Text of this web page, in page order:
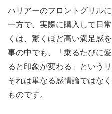
ハリアーのフロントグリル
一方で、実際に購入して日
くは、驚くほど高い満足感
事の中でも、「乗るたびに
ると印象が変わる」という
それは単なる感情論ではな
ものです。